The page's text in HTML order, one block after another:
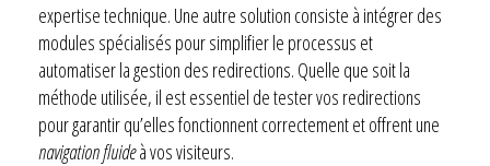
expertise technique. Une autre solution consiste à intégrer des
modules spécialisés pour simplifier le processus et
automatiser la gestion des redirections. Quelle que soit la
méthode utilisée, il est essentiel de tester vos redirections
pour garantir qu’elles fonctionnent correctement et offrent une
navigation fluideà vos visiteurs.